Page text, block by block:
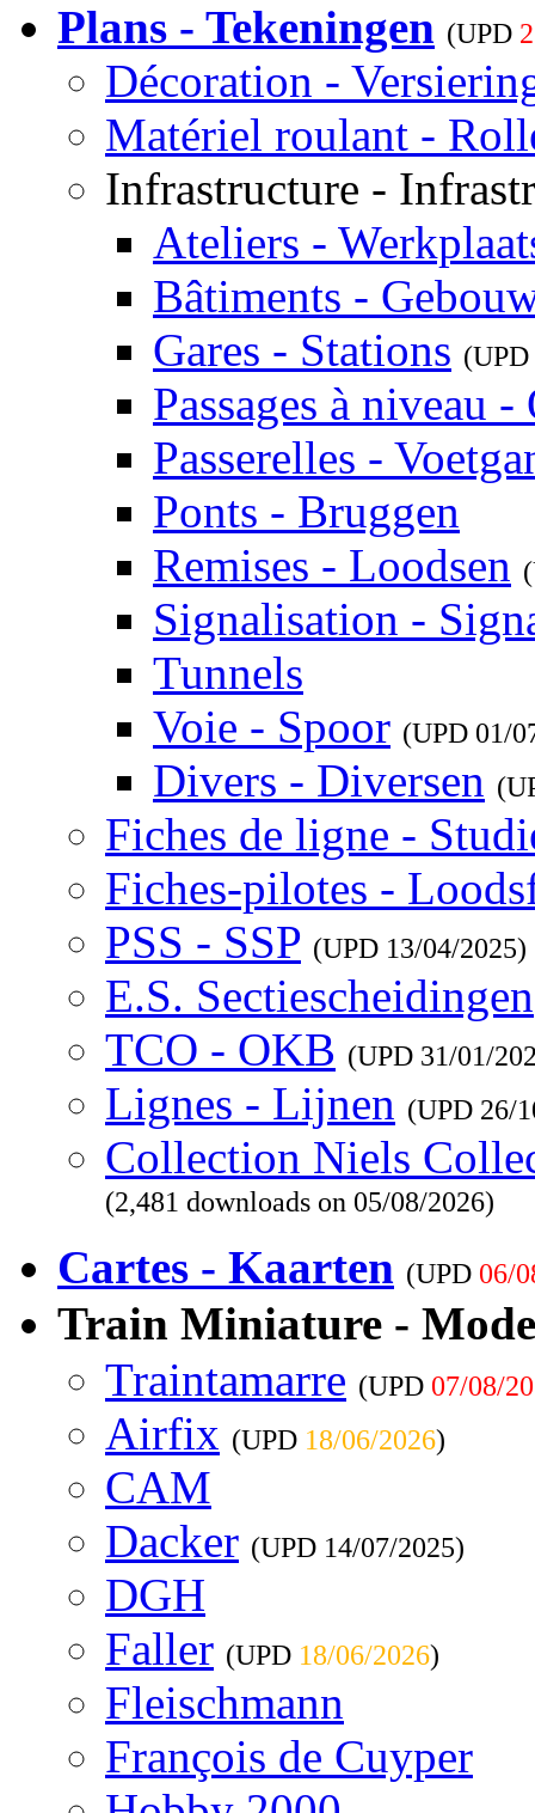
Plans - Tekeningen (UPD
Décoration -
Matériel roulant -
Infrastructure -
Ateliers -
Bâtiments -
Gares - Stations (UPD
Passages à niveau
Passerelles -
Ponts - Bruggen
Remises - Loodsen
Signalisation -
Tunnels
Voie - Spoor (UPD 01/
Divers - Diversen
Fiches de ligne -
Fiches-pilotes -
PSS - SSP (UPD 13/04/2025)
E.S. Sectiescheidingen
TCO - OKB (UPD 31/01/
Lignes - Lijnen (UPD 26/
Collection Niels
(2,481 downloads on 05/08/2026)
Cartes - Kaarten (UPD 06/
Train Miniature -
Traintamarre (UPD 07/08/
Airfix (UPD 18/06/2026)
CAM
Dacker (UPD 14/07/2025)
DGH
Faller (UPD 18/06/2026)
Fleischmann
François de Cuyper